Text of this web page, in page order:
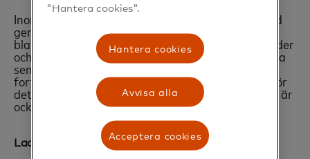
Inom ramen för Betalningshjälpen har Mastercard
genomfört en ny och rikstäckande undersökning
bland Sveriges seniorer som kartlagt deras attityder
och åsikter om digitala betalningslösningar. Många
seniorer är idag digitala men en stor del känner
fortfarande en oro och upplever att de står utanför
det digitala betalsamhället. Viktigt för seniorerna är
också att samhället engagerar sig mer i frågan.
Ladda ner hela rapporten här‎
opens in a new tab
"Hantera cookies".
Hantera cookies
Avvisa alla
Acceptera cookies